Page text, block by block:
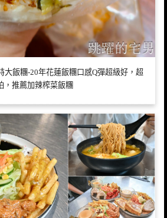
大飯糰-20年花蓮飯糰口感Q彈超級好，超
，推薦加辣榨菜飯糰